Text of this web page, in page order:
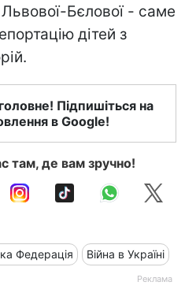
Бєлової - саме
дітей з
Підпишіться на
в Google!
там, де вам зручно!
Федерація Війна в Україні